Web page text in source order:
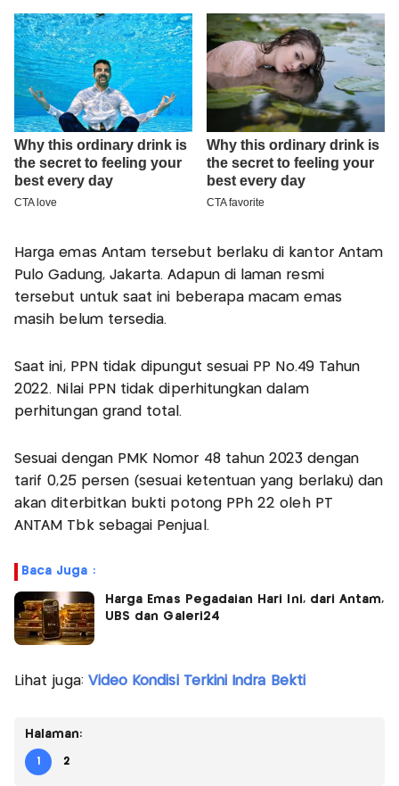
Harga emas Antam tersebut berlaku di kantor Antam
Pulo Gadung, Jakarta. Adapun di laman resmi
tersebut untuk saat ini beberapa macam emas
masih belum tersedia.
Saat ini, PPN tidak dipungut sesuai PP No.49 Tahun
2022. Nilai PPN tidak diperhitungkan dalam
perhitungan grand total.
Sesuai dengan PMK Nomor 48 tahun 2023 dengan
tarif 0,25 persen (sesuai ketentuan yang berlaku) dan
akan diterbitkan bukti potong PPh 22 oleh PT
ANTAM Tbk sebagai Penjual.
Baca Juga :
Harga Emas Pegadaian Hari Ini, dari Antam,
UBS dan Galeri24
Lihat juga: Video Kondisi Terkini Indra Bekti
Halaman:
1 2